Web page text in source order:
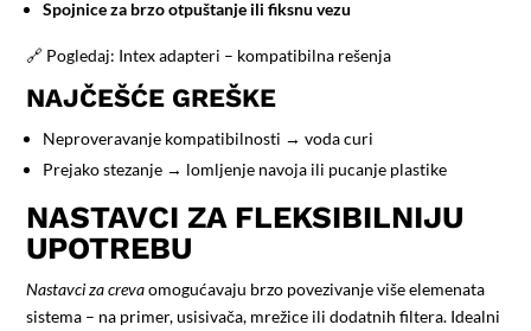
Spojnice za brzo otpuštanje ili fiksnu vezu
🔗 Pogledaj: Intex adapteri – kompatibilna rešenja
NAJČEŠĆE GREŠKE
Neproveravanje kompatibilnosti → voda curi
Prejako stezanje → lomljenje navoja ili pucanje plastike
NASTAVCI ZA FLEKSIBILNIJU
UPOTREBU
Nastavci za crevaomogućavaju brzo povezivanje više elemenata
sistema – na primer, usisivača, mrežice ili dodatnih filtera. Idealni